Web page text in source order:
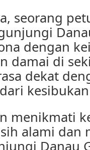
seorang
dengan
damai di
dekat
menikmati
alami dan
Danau